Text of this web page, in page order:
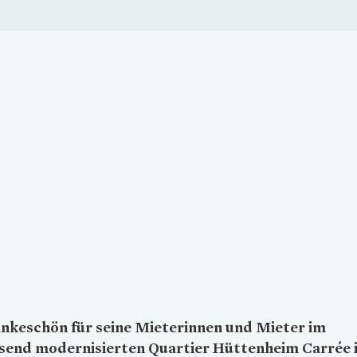
für seine Mieterinnen und Mieter im
modernisierten Quartier Hüttenheim Carrée